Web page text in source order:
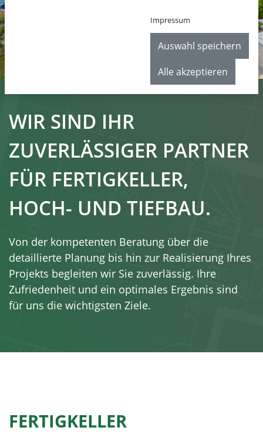
WIR SIND IHR
ZUVERLÄSSIGER PARTNER
FÜR FERTIGKELLER,
HOCH- UND TIEFBAU.
Von der kompetenten Beratung über die
detaillierte Planung bis hin zur Realisierung Ihres
Projekts begleiten wir Sie zuverlässig. Ihre
Zufriedenheit und ein optimales Ergebnis sind
für uns die wichtigsten Ziele.
FERTIGKELLER
Impressum
Auswahl speichern
Alle akzeptieren